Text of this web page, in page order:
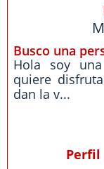
Busco una
Hola soy
quiere
dan la v...
Perfil